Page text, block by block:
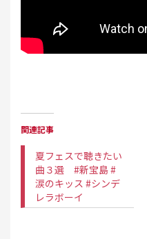
関連記事
夏フェスで聴きたい
曲３選 #新宝島 #
涙のキッス #シンデ
レラボーイ